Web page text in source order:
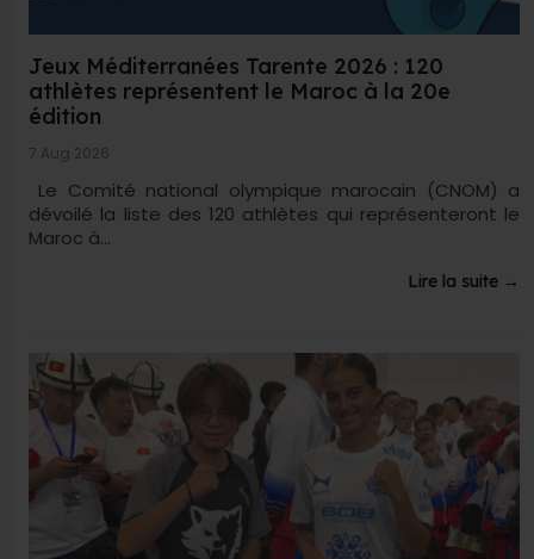
Jeux Méditerranées Tarente 2026 : 120
athlètes représentent le Maroc à la 20e
édition
7 Aug 2026
Le Comité national olympique marocain (CNOM) a
dévoilé la liste des 120 athlètes qui représenteront le
Maroc à...
Lire la suite →